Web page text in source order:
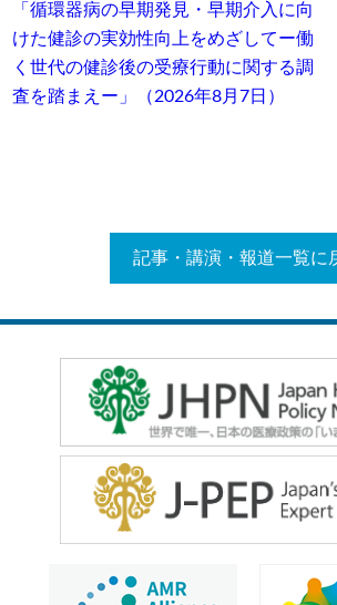
「循環器病の早期発見・早期介入に向
けた健診の実効性向上をめざしてー働
く世代の健診後の受療行動に関する調
査を踏まえー」（2026年8月7日）
記事・講演・報道一覧に